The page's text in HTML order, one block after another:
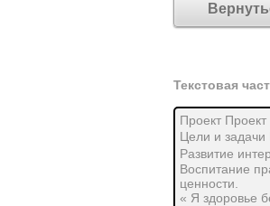
Текстовая
Проект
Цели и задачи
Развитие
Воспитание
ценности.
« Я здоровье